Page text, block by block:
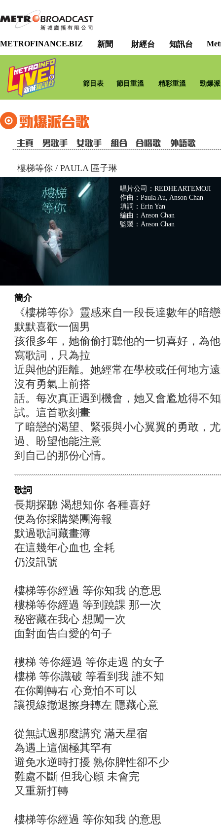
METROFINANCE.BIZ 新聞 財經台 知訊台
節目表 節目重溫 精彩重溫 勁爆
樓梯等你 / PAULA 區子琳
唱片公司：REDHEARTEMOJI
作曲：Paula Au, Anson Chan
填詞：Erin Yan
編曲：Anson Chan
監製：Anson Chan
簡介
《樓梯等你》靈感來自一段長達數年的暗
默默喜歡一個男
孩很多年，她偷偷打聽他的一切喜好，為
寫歌詞，只為拉
近與他的距離。她經常在學校或任何地方
沒有勇氣上前搭
話。每次真正遇到機會，她又會尷尬得不
試。這首歌刻畫
了暗戀的渴望、緊張與小心翼翼的勇敢，
過、盼望他能注意
到自己的那份心情。
歌詞
長期探聽 渴想知你 各種喜好
便為你採購樂團海報
默過歌詞藏畫簿
在這幾年心血也 全耗
仍沒訊號
樓梯等你經過 等你知我 的意思
樓梯等你經過 等到蹺課 那一次
秘密藏在我心 想闖一次
面對面告白愛的句子
樓梯 等你經過 等你走過 的女子
樓梯 等你識破 等看到我 誰不知
在你剛轉右 心竟怕不可以
讓視線撤退擦身轉左 隱藏心意
從無試過那麼講究 滿天星宿
為遇上這個極其罕有
避免水逆時打擾 熟你脾性卻不少
難處不斷 但我心願 未會完
又重新打轉
樓梯等你經過 等你知我 的意思